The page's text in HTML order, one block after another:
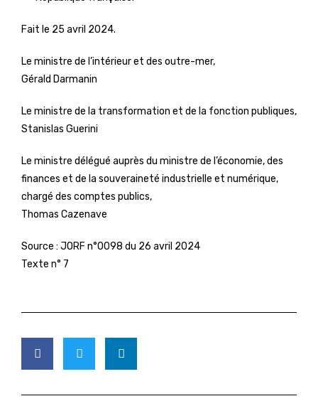
Fait le 25 avril 2024.
Le ministre de l’intérieur et des outre-mer,
Gérald Darmanin
Le ministre de la transformation et de la fonction publiques,
Stanislas Guerini
Le ministre délégué auprès du ministre de l’économie, des
finances et de la souveraineté industrielle et numérique,
chargé des comptes publics,
Thomas Cazenave
Source : JORF n°0098 du 26 avril 2024
Texte n° 7